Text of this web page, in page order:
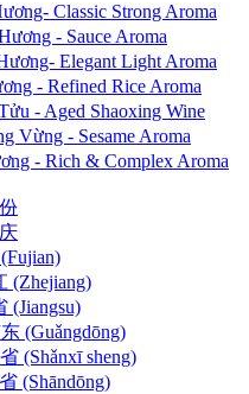
Classic Strong Aroma
- Sauce Aroma
Elegant Light Aroma
- Refined Rice Aroma
- Aged Shaoxing Wine
Vừng - Sesame Aroma
- Rich & Complex Aroma
(Zhejiang)
(Jiangsu)
(Guǎngdōng)
(Shǎnxī sheng)
(Shāndōng)